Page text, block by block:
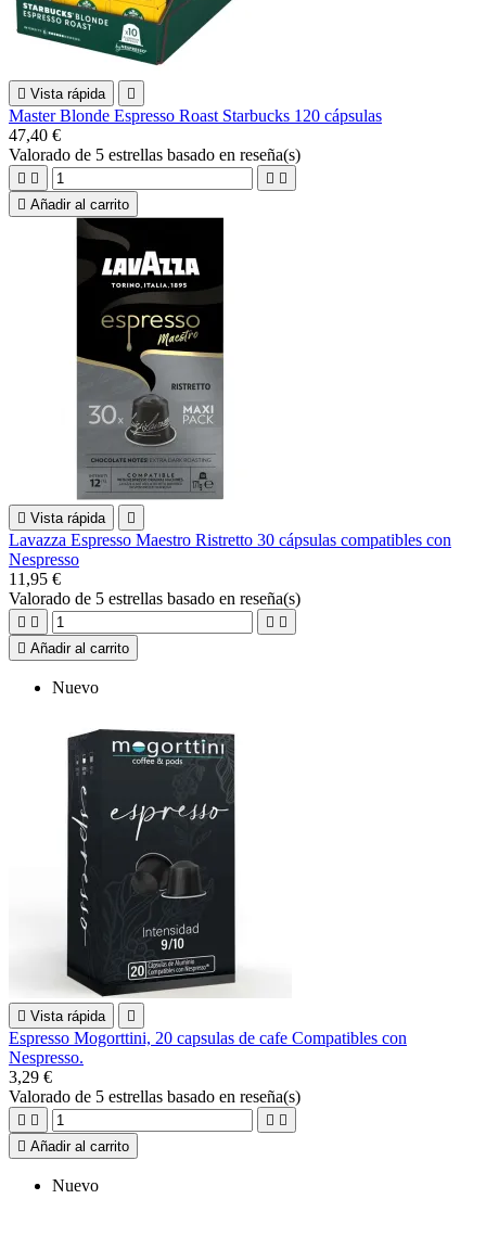
 Vista rápida 
Master Blonde Espresso Roast Starbucks 120 cápsulas
47,40 €
Valorado de 5 estrellas basado en reseña(s)
   
 Añadir al carrito
 Vista rápida 
Lavazza Espresso Maestro Ristretto 30 cápsulas compatibles con
Nespresso
11,95 €
Valorado de 5 estrellas basado en reseña(s)
   
 Añadir al carrito
Nuevo
 Vista rápida 
Espresso Mogorttini, 20 capsulas de cafe Compatibles con
Nespresso.
3,29 €
Valorado de 5 estrellas basado en reseña(s)
   
 Añadir al carrito
Nuevo